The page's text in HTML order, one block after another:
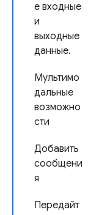
е входные
и
выходные
данные.
Мультимо
дальные
возможно
сти
Добавить
сообщени
я
Передайт